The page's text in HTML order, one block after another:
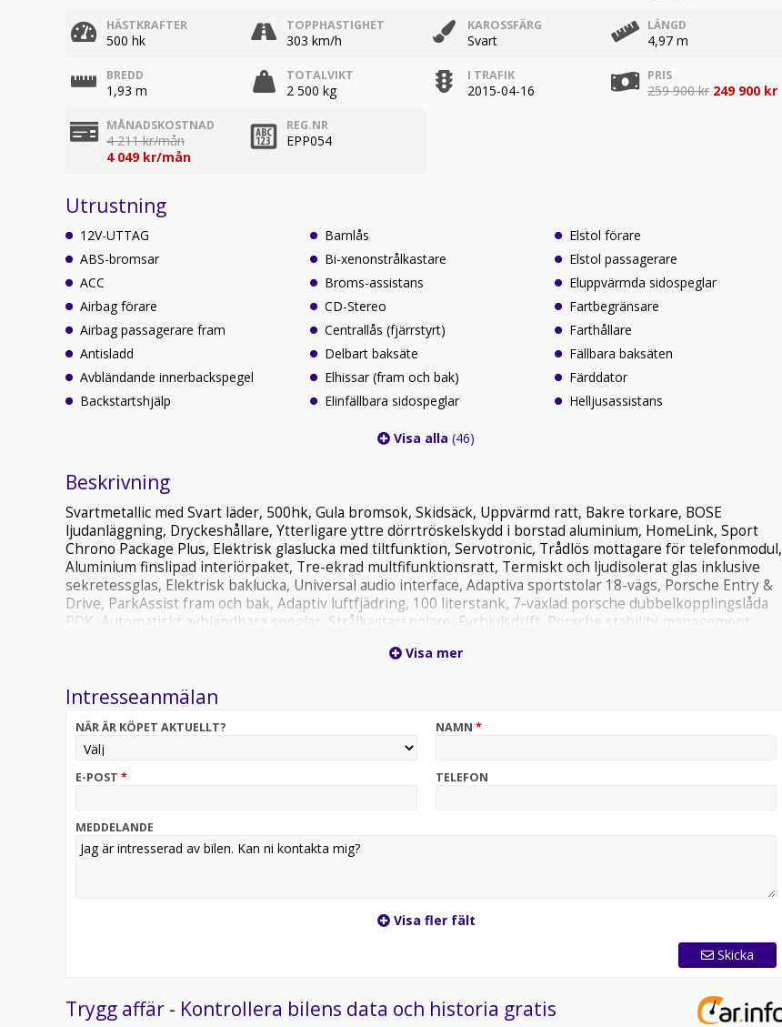
HÄSTKRAFTER
500 hk
TOPPHASTIGHET
303 km/h
KAROSSFÄRG
Svart
LÄNGD
4,97 m
BREDD
1,93 m
TOTALVIKT
2 500 kg
I TRAFIK
2015-04-16
PRIS
259 900 kr 249 900 kr
MÅNADSKOSTNAD
4 211 kr/mån
4 049 kr/mån
REG.NR
EPP054
Utrustning
12V-UTTAG
ABS-bromsar
ACC
Airbag förare
Airbag passagerare fram
Antisladd
Avbländande innerbackspegel
Backstartshjälp
Barnlås
Bi-xenonstrålkastare
Broms-assistans
CD-Stereo
Centrallås (fjärrstyrt)
Delbart baksäte
Elhissar (fram och bak)
Elinfällbara sidospeglar
Elstol förare
Elstol passagerare
Eluppvärmda sidospeglar
Fartbegränsare
Farthållare
Fällbara baksäten
Färddator
Helljusassistans
Visa alla(46)
Beskrivning
Svartmetallic med Svart läder, 500hk, Gula bromsok, Skidsäck, Uppvärmd ratt, Bakre torkare, BOSE
ljudanläggning, Dryckeshållare, Ytterligare yttre dörrtröskelskydd i borstad aluminium, HomeLink, Sport
Chrono Package Plus, Elektrisk glaslucka med tiltfunktion, Servotronic, Trådlös mottagare för telefonmodul,
Aluminium finslipad interiörpaket, Tre-ekrad multfifunktionsratt, Termiskt och ljudisolerat glas inklusive
sekretessglas, Elektrisk baklucka, Universal audio interface, Adaptiva sportstolar 18-vägs, Porsche Entry &
Drive, ParkAssist fram och bak, Adaptiv luftfjädring, 100 literstank, 7-växlad porsche dubbelkopplingslåda
PDK, Automatiskt avbländbara speglar, Strålkastarspolare, Fyrhjulsdrift, Porsche stability management
klimatanläggning, Instegslister i slipad aluminium, Vindruta med grå överkant, Bi-xenon strålkastare med
för PCM 3.0, Vi hjälper gärna till med förmånlig finansiering både privatavbetalning och företagsavbetalning,
Det tillkommer 995:- i registreringsavgift.
Visa mer
Intresseanmälan
NÄR ÄR KÖPET AKTUELLT? NAMN *
E-POST * TELEFON
MEDDELANDE
Visa fler fält
Skicka
Trygg affär - Kontrollera bilens data och historia gratis